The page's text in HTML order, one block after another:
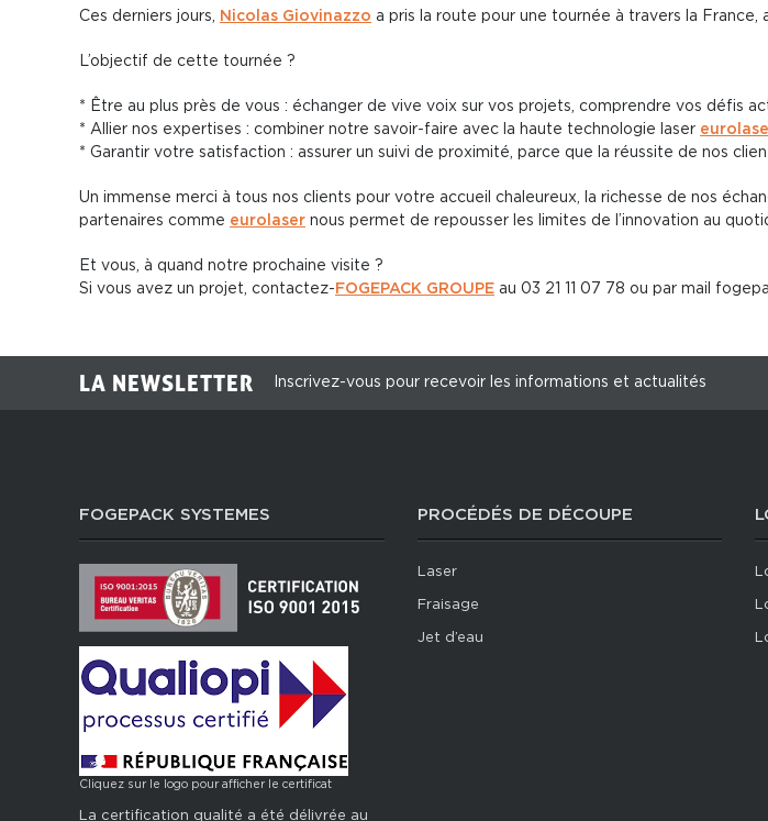
Ces derniers jours, Nicolas Giovinazzo a pris la route pour une tournée à travers la
L’objectif de cette tournée ?
* Être au plus près de vous : échanger de vive voix sur vos projets, comprendre vos défis
* Allier nos expertises : combiner notre savoir-faire avec la haute technologie laser
* Garantir votre satisfaction : assurer un suivi de proximité, parce que la réussite de nos
Un immense merci à tous nos clients pour votre accueil chaleureux, la richesse de nos
partenaires comme eurolaser nous permet de repousser les limites de l’innovation au
Et vous, à quand notre prochaine visite ?
Si vous avez un projet, contactez- FOGEPACK GROUPE au 03 21 11 07 78 ou par mail
LA NEWSLETTER Inscrivez-vous pour recevoir les informations et actualités
FOGEPACK SYSTEMES
Cliquez sur le logo pour afficher le certificat
La certification qualité a été délivrée au
PROCÉDÉS DE DÉCOUPE
Laser
Fraisage
Jet d’eau